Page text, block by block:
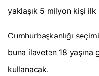
yaklaşık 5 milyon kişi
Cumhurbaşkanlığı
buna ilaveten 18
kullanacak.